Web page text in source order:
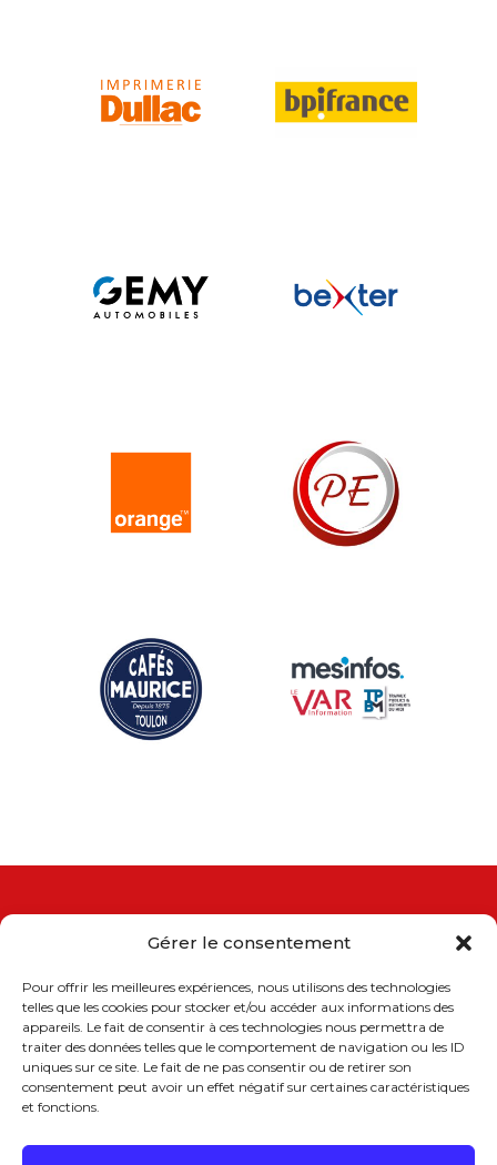
Gérer le consentement
Pour offrir les meilleures expériences, nous utilisons des technologies
telles que les cookies pour stocker et/ou accéder aux informations des
appareils. Le fait de consentir à ces technologies nous permettra de
traiter des données telles que le comportement de navigation ou les ID
uniques sur ce site. Le fait de ne pas consentir ou de retirer son
consentement peut avoir un effet négatif sur certaines caractéristiques
et fonctions.
Union Patronale du Var
237, place de la Liberté, 83000 Toulon
Tél. 04 94 09 78 78
www.upv.org